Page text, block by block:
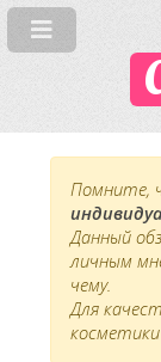
Помните,
Данный
личным
чему.
Для